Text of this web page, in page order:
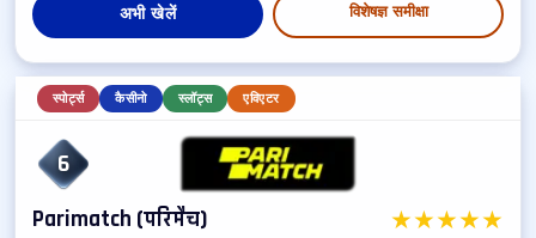
अभी खेलें विशेषज्ञ समीक्षा
स्पोर्ट्स कैसीनो स्लॉट्स एविएटर
6
Parimatch (परिमैच) ★★★★★